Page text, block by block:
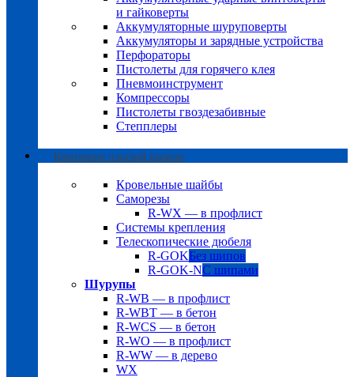
и гайковерты
Аккумуляторные шуруповерты
Аккумуляторы и зарядные устройства
Перфораторы
Пистолеты для горячего клея
Пневмоинструмент
Компрессоры
Пистолеты гвоздезабивные
Степплеры
Крепление плоской кровли
Кровельные шайбы
Саморезы
R-WX — в профлист
Системы крепления
Телескопические дюбеля
R-GOKБез шипов
R-GOK-NС шипами
Шурупы
R-WB — в профлист
R-WBT — в бетон
R-WCS — в бетон
R-WO — в профлист
R-WW — в дерево
WX